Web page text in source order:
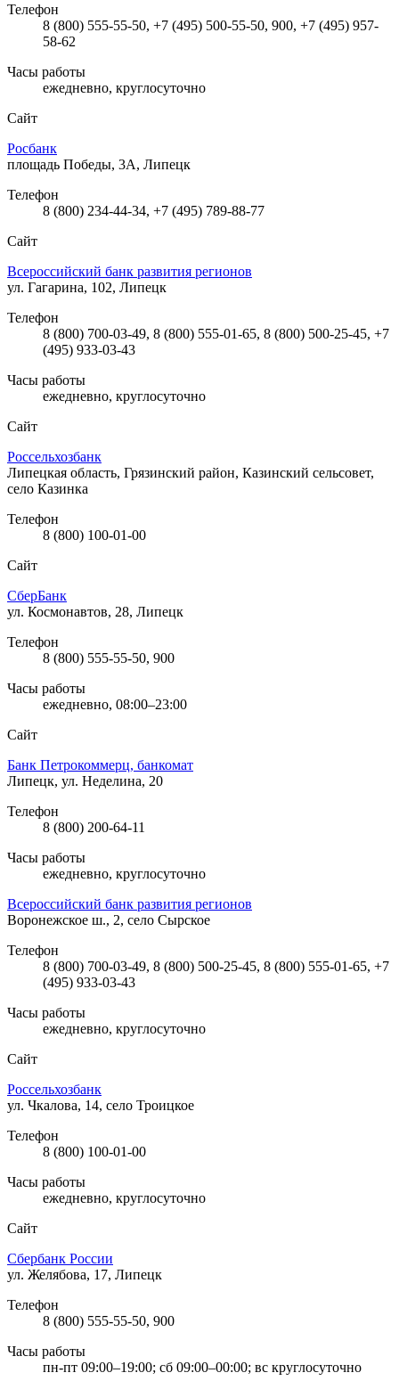
Телефон
8 (800) 555-55-50, +7 (495) 500-55-50, 900, +7 (495) 957-
58-62
Часы работы
ежедневно, круглосуточно
Сайт
Росбанк
площадь Победы, 3А, Липецк
Телефон
8 (800) 234-44-34, +7 (495) 789-88-77
Сайт
Всероссийский банк развития регионов
ул. Гагарина, 102, Липецк
Телефон
8 (800) 700-03-49, 8 (800) 555-01-65, 8 (800) 500-25-45, +7
(495) 933-03-43
Часы работы
ежедневно, круглосуточно
Сайт
Россельхозбанк
Липецкая область, Грязинский район, Казинский сельсовет,
село Казинка
Телефон
8 (800) 100-01-00
Сайт
СберБанк
ул. Космонавтов, 28, Липецк
Телефон
8 (800) 555-55-50, 900
Часы работы
ежедневно, 08:00–23:00
Сайт
Банк Петрокоммерц, банкомат
Липецк, ул. Неделина, 20
Телефон
8 (800) 200-64-11
Часы работы
ежедневно, круглосуточно
Всероссийский банк развития регионов
Воронежское ш., 2, село Сырское
Телефон
8 (800) 700-03-49, 8 (800) 500-25-45, 8 (800) 555-01-65, +7
(495) 933-03-43
Часы работы
ежедневно, круглосуточно
Сайт
Россельхозбанк
ул. Чкалова, 14, село Троицкое
Телефон
8 (800) 100-01-00
Часы работы
ежедневно, круглосуточно
Сайт
Сбербанк России
ул. Желябова, 17, Липецк
Телефон
8 (800) 555-55-50, 900
Часы работы
пн-пт 09:00–19:00; сб 09:00–00:00; вс круглосуточно